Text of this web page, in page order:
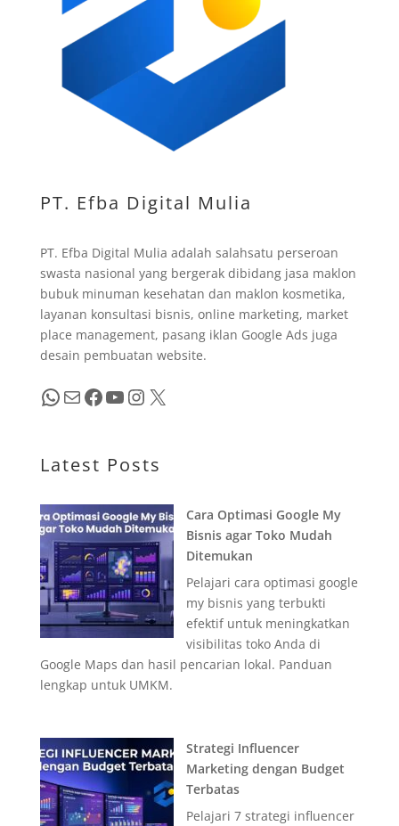
PT. Efba Digital Mulia
PT. Efba Digital Mulia adalah salahsatu perseroan
swasta nasional yang bergerak dibidang jasa maklon
bubuk minuman kesehatan dan maklon kosmetika,
layanan konsultasi bisnis, online marketing, market
place management, pasang iklan Google Ads juga
desain pembuatan website.
WhatsApp Mail Facebook YouTube InstagramX
Latest Posts
Cara Optimasi Google My
Bisnis agar Toko Mudah
Ditemukan
Pelajari cara optimasi google
my bisnis yang terbukti
efektif untuk meningkatkan
visibilitas toko Anda di
Google Maps dan hasil pencarian lokal. Panduan
lengkap untuk UMKM.
Strategi Influencer
Marketing dengan Budget
Terbatas
Pelajari 7 strategi influencer